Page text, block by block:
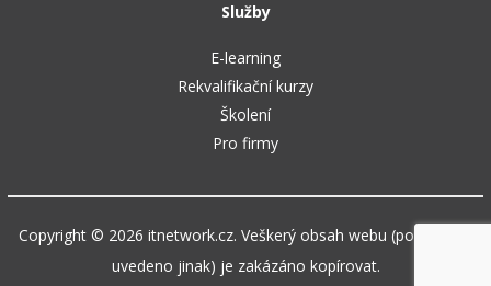
Služby
E-learning
Rekvalifikační kurzy
Školení
Pro firmy
Copyright © 2026 itnetwork.cz. Veškerý obsah webu (pokud není
uvedeno jinak) je zakázáno kopírovat.